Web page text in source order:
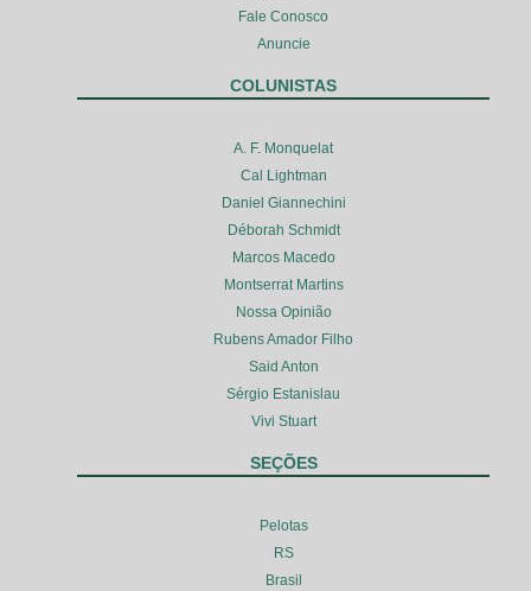
Fale Conosco
Anuncie
COLUNISTAS
A. F. Monquelat
Cal Lightman
Daniel Giannechini
Déborah Schmidt
Marcos Macedo
Montserrat Martins
Nossa Opinião
Rubens Amador Filho
Said Anton
Sérgio Estanislau
Vivi Stuart
SEÇÕES
Pelotas
RS
Brasil